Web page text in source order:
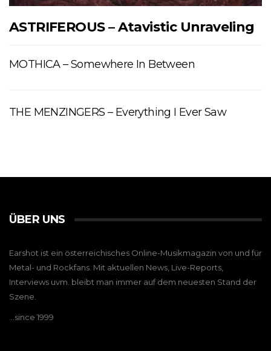
ASTRIFEROUS – Atavistic Unraveling
MOTHICA – Somewhere In Between
THE MENZINGERS – Everything I Ever Saw
ÜBER UNS
Earshot ist ein österreichisches Online-Musikmagazin von und für
Metal- und Rockfans. Mit aktuellen News, Live-Reports,
Interviews uvm. bleibt man immer auf dem neuesten Stand der
Szene.
…since 1999